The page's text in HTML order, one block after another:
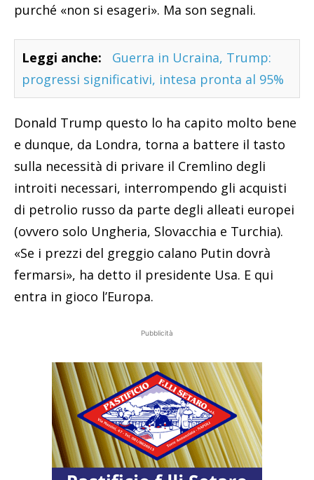
purché «non si esageri». Ma son segnali.
Leggi anche:
Guerra in Ucraina, Trump:
progressi significativi, intesa pronta al 95%
Donald Trump questo lo ha capito molto bene
e dunque, da Londra, torna a battere il tasto
sulla necessità di privare il Cremlino degli
introiti necessari, interrompendo gli acquisti
di petrolio russo da parte degli alleati europei
(ovvero solo Ungheria, Slovacchia e Turchia).
«Se i prezzi del greggio calano Putin dovrà
fermarsi», ha detto il presidente Usa. E qui
entra in gioco l’Europa.
Pubblicità